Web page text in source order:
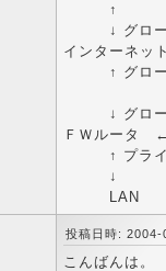
↑
↓ グロー
インターネッ
↑ グロー
↓ グロー
ＦＷルータ
↑ プライ
↓
LAN
投稿日時:
こんばんは。